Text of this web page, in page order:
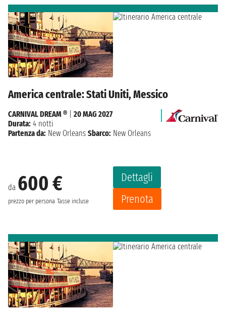
America centrale: Stati Uniti, Messico
da 600 €
prezzo per persona Tasse incluse
Dettagli
Prenota
CARNIVAL DREAM ®
20 MAG 2027
Durata: 4 notti
Partenza da: New Orleans Sbarco: New Orleans